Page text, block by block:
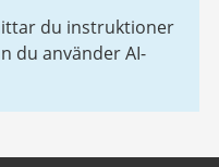
du instruktioner
du använder AI-